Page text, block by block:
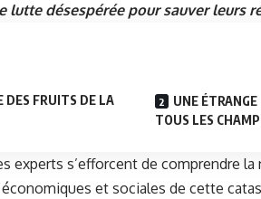
lutte désespérée pour sauver leurs
DES FRUITS DE LA
UNE
TOUS LES
experts s’efforcent de comprendre
et sociales de cette